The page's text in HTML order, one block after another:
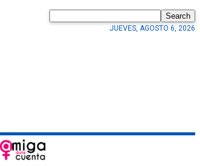
Search
JUEVES, AGOSTO 6, 2026